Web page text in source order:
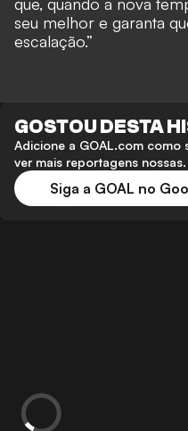
seu melhor e garanta
escalação.”
GOSTOU DESTA
Adicione a GOAL.com
ver mais reportagens nossas.
Siga a GOAL no